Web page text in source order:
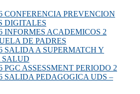
CONFERENCIA PREVENCION
DIGITALES
INFORMES ACADEMICOS 2
DE PADRES
SALIDA A SUPERMATCH Y
SALUD
PGC ASSESSMENT PERIODO 2
SALIDA PEDAGOGICA UDS –